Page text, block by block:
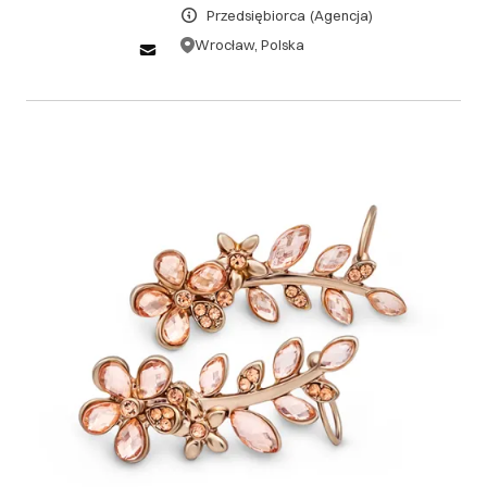
Przedsiębiorca (Agencja)
Wrocław, Polska
telefonicznie lub mailowo. 2.2. W przypadku anulacji
zamówienia po tym terminie, studio zastrzega sobie
opłaty za rezerwację. 2.3. Anulacja dokonana w dniu
przypadku odstąpienia od umowy w terminie do 14 dni
od daty zakupu, pod warunkiem, że usługa nie została
wykonana. 3.2. W przypadku, gdy usługa została już
wykonana, zwrot nie jest możliwy. 3.3. Aby dokonać
zwrotu, klient powinien przesłać pisemną prośbę o
zwrot na adres mailowy studia, podając dane
zamówienia.
III. Gwarancja oraz reklamacje
4. Gwarancja 4.1. Gwarancja dotyczy jakości
wykonanych usług oraz produktów oferowanych